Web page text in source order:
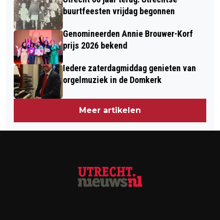
buurtfeesten vrijdag begonnen
Genomineerden Annie Brouwer-Korf
prijs 2026 bekend
Iedere zaterdagmiddag genieten van
orgelmuziek in de Domkerk
Meer artikelen